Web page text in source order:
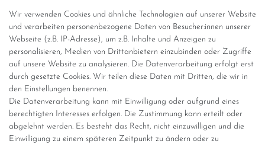
Wir verwenden Cookies und ähnliche Technologien auf unserer Website
und verarbeiten personenbezogene Daten von Besucher:innen unserer
Webseite (z.B. IP-Adresse), um z.B. Inhalte und Anzeigen zu
personalisieren, Medien von Drittanbietern einzubinden oder Zugriffe
auf unsere Website zu analysieren. Die Datenverarbeitung erfolgt erst
durch gesetzte Cookies. Wir teilen diese Daten mit Dritten, die wir in
den Einstellungen benennen.
Die Datenverarbeitung kann mit Einwilligung oder aufgrund eines
berechtigten Interesses erfolgen. Die Zustimmung kann erteilt oder
abgelehnt werden. Es besteht das Recht, nicht einzuwilligen und die
Einwilligung zu einem späteren Zeitpunkt zu ändern oder zu
Versandinformationen
Versand per GLS (6,90 Euro) oder DHL (8,49 Euro ) inkl. MwSt.
(innerhalb Deutschlands)
kostenfreie Lieferung ab 150 Euro Warenwert (innerhalb
Deutschlands)
Übersicht Internationale Versandkosten
Wir kaufen an